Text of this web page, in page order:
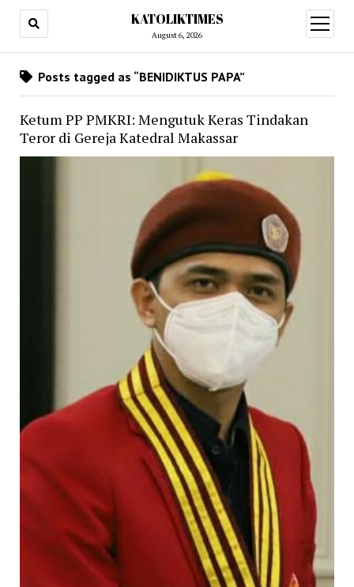
KATOLIKTIMES
August 6, 2026
open
menu
Posts tagged as “BENIDIKTUS PAPA”
Ketum PP PMKRI: Mengutuk Keras Tindakan
Teror di Gereja Katedral Makassar